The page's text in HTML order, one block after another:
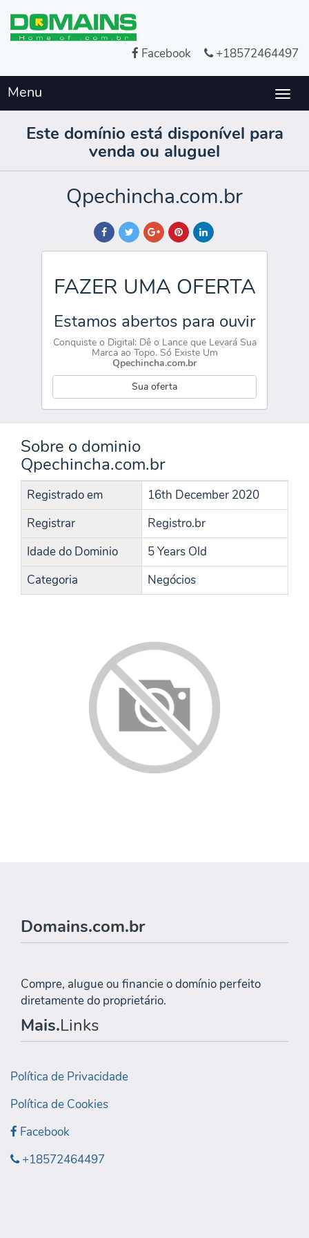
Facebook +18572464497
Menu
Este domínio está disponível para
venda ou aluguel
Qpechincha.com.br
FAZER UMA OFERTA
Estamos abertos para ouvir
Conquiste o Digital: Dê o Lance que Levará Sua
Marca ao Topo. Só Existe Um
Qpechincha.com.br
Sua oferta
Sobre o dominio
Qpechincha.com.br
Registrado em
16th December 2020
Registrar
Registro.br
Idade do Dominio
5 Years Old
Categoria
Negócios
Domains.com.br
Compre, alugue ou financie o domínio perfeito
diretamente do proprietário.
Mais.Links
Política de Privacidade
Política de Cookies
Facebook
+18572464497